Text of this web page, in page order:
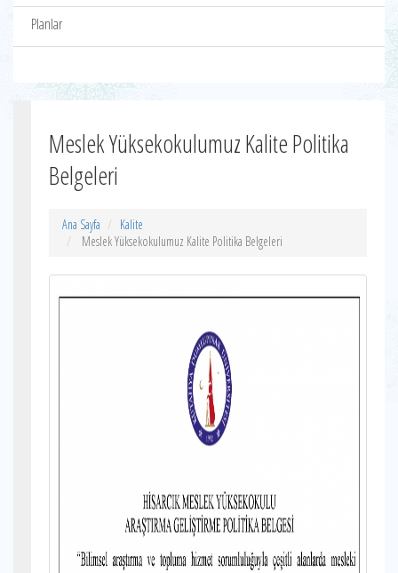
Planlar
Meslek Yüksekokulumuz Kalite Politika
Belgeleri
Ana Sayfa
Kalite
Meslek Yüksekokulumuz Kalite Politika Belgeleri